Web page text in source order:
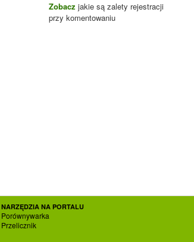
Zobacz jakie są zalety rejestracji
przy komentowaniu
NARZĘDZIA NA PORTALU
Porównywarka
Przelicznik